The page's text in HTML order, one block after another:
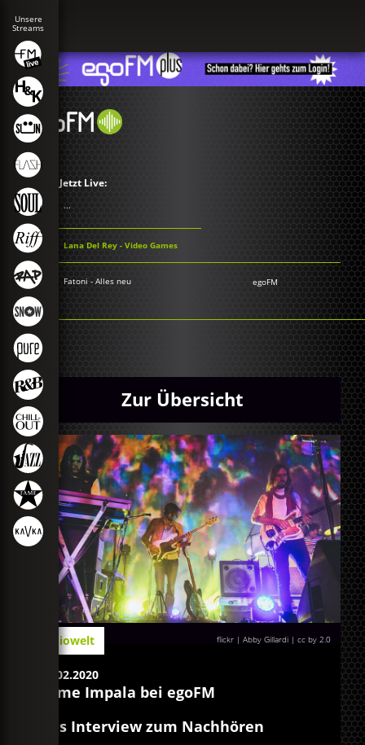
Jetzt Live:
...
Lana Del Rey - Video Games
Fatoni - Alles neu egoFM
Zur Übersicht
flickr | Abby Gillardi |cc by 2.0
Radiowelt
24.02.2020
Tame Impala bei egoFM
Das Interview zum Nachhören